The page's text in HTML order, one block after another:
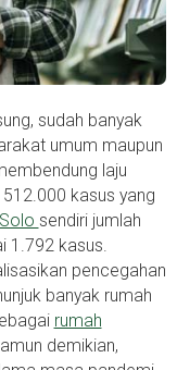
sudah banyak
umum maupun
laju
kasus yang
sendiri jumlah
1.792 kasus.
pencegahan
banyak rumah
rumah
demikian,